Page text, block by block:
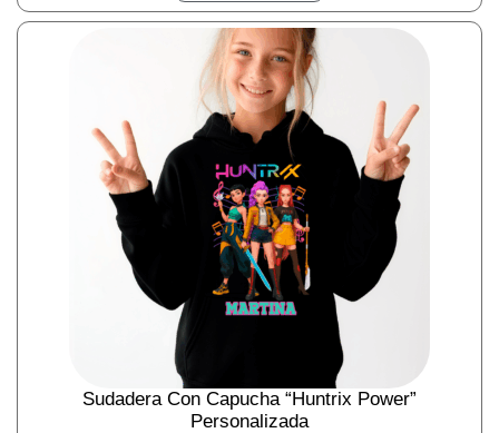
Sudadera Con Capucha “Huntrix Power”
Personalizada